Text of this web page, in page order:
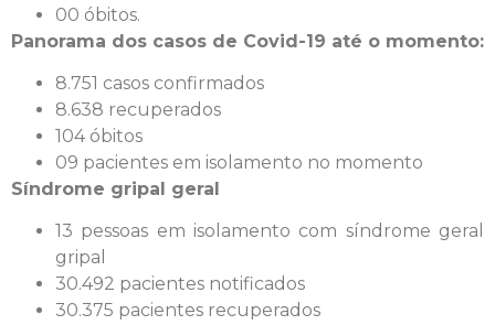
00 óbitos.
Panorama dos casos de Covid-19 até o momento:
8.751 casos confirmados
8.638 recuperados
104 óbitos
09 pacientes em isolamento no momento
Síndrome gripal geral
13 pessoas em isolamento com síndrome geral
gripal
30.492 pacientes notificados
30.375 pacientes recuperados